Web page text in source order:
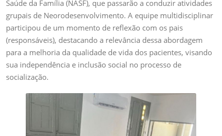
Saúde da Família (NASF), que passarão a conduzir atividades
grupais de Neorodesenvolvimento. A equipe multidisciplinar
participou de um momento de reflexão com os pais
(responsáveis), destacando a relevância dessa abordagem
para a melhoria da qualidade de vida dos pacientes, visando
sua independência e inclusão social no processo de
socialização.